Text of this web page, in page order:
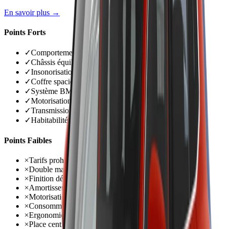
En savoir plus →
Points Forts
✓Comportement routier dynamique pour un SUV
✓Châssis équilibré limitant roulis et tangage
✓Insonorisation remarquable à toutes allures
✓Coffre spacieux 570-1 700 L versions thermiques
✓Système BMW OS 9 fluide et moderne
✓Motorisations diesel performantes et sobres
✓Transmission intégrale xDrive aboutie
✓Habitabilité correcte avec 30 cm espace jambes AR
Points Faibles
×Tarifs prohibitifs dès 65 000 € facilement 90 000 €
×Double malus CO2 et poids jusqu'à 13 412 €
×Finition décevante plastiques durs parties basses
×Amortissement très ferme même en mode Confort
×Motorisation essence 208 ch juste pour le poids
×Consommation essence élevée 7,7-10 l/100 km
×Ergonomie complexe commandes dispersées
×Place centrale AR inconfortable tunnel imposant